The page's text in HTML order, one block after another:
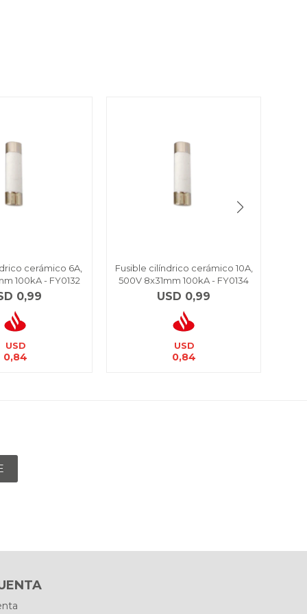
cerámico 6A,
100kA - FY0132
0,99
USD
0,84
Fusible cilíndrico cerámico 10A,
500V 8x31mm 100kA - FY0134
USD 0,99
USD
0,84